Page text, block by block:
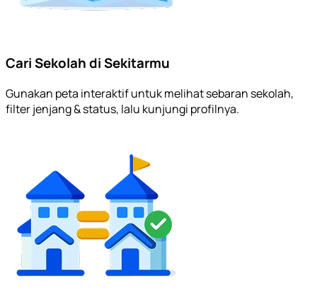
Cari Sekolah di Sekitarmu
Gunakan peta interaktif untuk melihat sebaran sekolah,
filter jenjang & status, lalu kunjungi profilnya.